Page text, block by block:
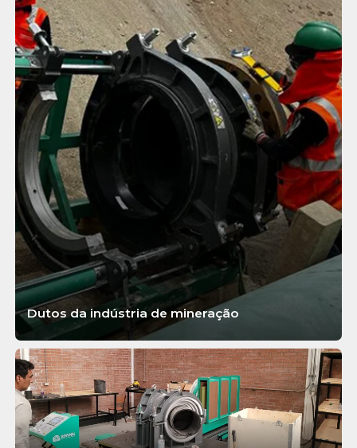
Dutos da indústria de mineração
SABER MAIS